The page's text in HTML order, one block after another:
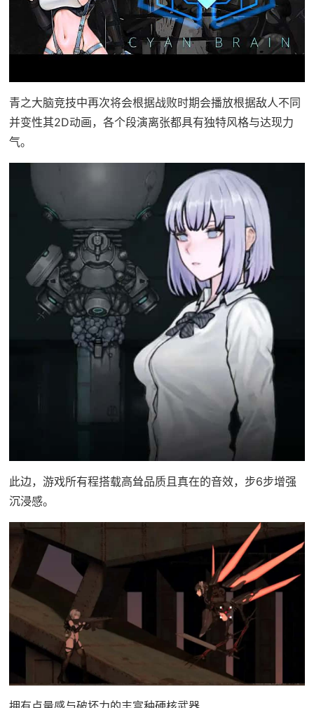
青之大脑竞技中再次将会根据战败时期会播放根据敌人不同
并变性其2D动画，各个段演离张都具有独特风格与达现力
气。
此边，游戏所有程搭载高耸品质且真在的音效，步6步增强
沉浸感。